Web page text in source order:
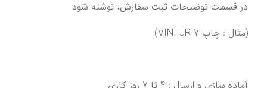
در قسمت توضیحات ثبت سفارش، نوشته شود
(مثال : چاپ VINI JR 7)